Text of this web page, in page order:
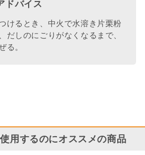
ドバイス
けるとき、中火で水溶き片栗粉
だしのにごりがなくなるまで、
る。
用するのにオススメの商品